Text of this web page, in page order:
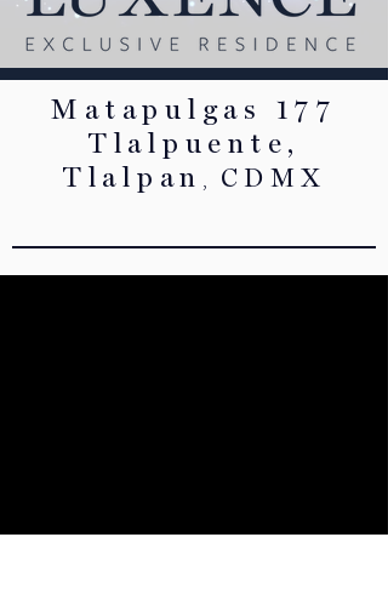
Matapulgas 177
Tlalpuente,
Tlalpan , CDMX